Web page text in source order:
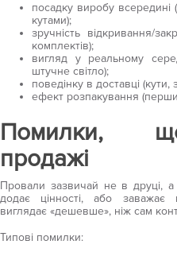
посадку виробу всередині
кутами);
зручність відкривання/
комплектів);
вигляд у реальному
штучне світло);
поведінку в доставці (кути,
ефект розпакування
Помилки,
продажі
Провали зазвичай не в друці,
додає цінності, або заважає
виглядає «дешевше», ніж сам
Типові помилки: